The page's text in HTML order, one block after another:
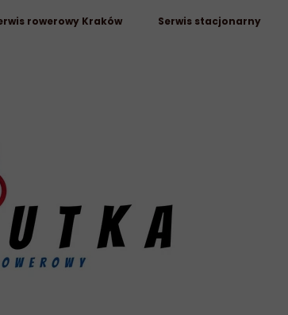
rowerowy Kraków Serwis stacjonarny